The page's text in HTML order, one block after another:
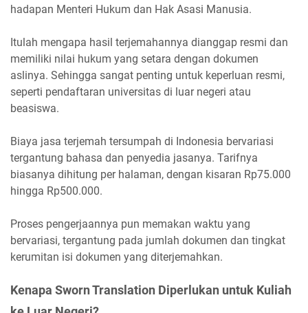
hadapan Menteri Hukum dan Hak Asasi Manusia.
Itulah mengapa hasil terjemahannya dianggap resmi dan
memiliki nilai hukum yang setara dengan dokumen
aslinya. Sehingga sangat penting untuk keperluan resmi,
seperti pendaftaran universitas di luar negeri atau
beasiswa.
Biaya jasa terjemah tersumpah di Indonesia bervariasi
tergantung bahasa dan penyedia jasanya. Tarifnya
biasanya dihitung per halaman, dengan kisaran Rp75.000
hingga Rp500.000.
Proses pengerjaannya pun memakan waktu yang
bervariasi, tergantung pada jumlah dokumen dan tingkat
kerumitan isi dokumen yang diterjemahkan.
Kenapa Sworn Translation Diperlukan untuk Kuliah